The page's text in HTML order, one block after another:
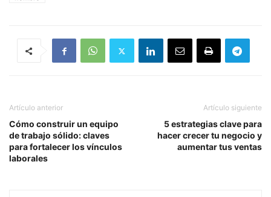
Artículo anterior
Cómo construir un equipo
de trabajo sólido: claves
para fortalecer los vínculos
laborales
Artículo siguiente
5 estrategias clave para
hacer crecer tu negocio y
aumentar tus ventas